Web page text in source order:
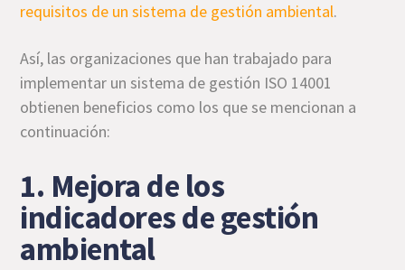
requisitos de un sistema de gestión ambiental.
Así, las organizaciones que han trabajado para
implementar un sistema de gestión ISO 14001
obtienen beneficios como los que se mencionan a
continuación:
1. Mejora de los
indicadores de gestión
ambiental